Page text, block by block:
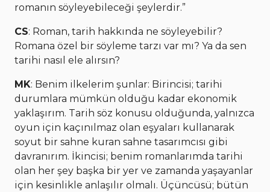
romanın söyleyebileceği şeylerdir.”
CS: Roman, tarih hakkında ne söyleyebilir?
Romana özel bir söyleme tarzı var mı? Ya da sen
tarihi nasıl ele alırsın?
MK: Benim ilkelerim şunlar: Birincisi; tarihi
durumlara mümkün olduğu kadar ekonomik
yaklaşırım. Tarih söz konusu olduğunda, yalnızca
oyun için kaçınılmaz olan eşyaları kullanarak
soyut bir sahne kuran sahne tasarımcısı gibi
davranırım. İkincisi; benim romanlarımda tarihi
olan her şey başka bir yer ve zamanda yaşayanlar
için kesinlikle anlaşılır olmalı. Üçüncüsü; bütün